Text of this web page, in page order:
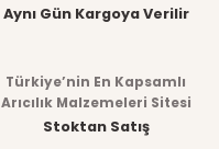
Aynı Gün Kargoya Verilir
Türkiye’nin En Kapsamlı
Arıcılık Malzemeleri Sitesi
Stoktan Satış